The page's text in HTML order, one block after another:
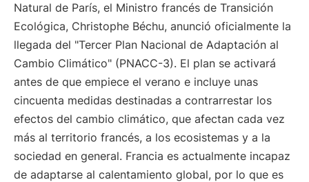
Natural de París, el Ministro francés de Transición
Ecológica, Christophe Béchu, anunció oficialmente la
llegada del "Tercer Plan Nacional de Adaptación al
Cambio Climático" (PNACC-3). El plan se activará
antes de que empiece el verano e incluye unas
cincuenta medidas destinadas a contrarrestar los
efectos del cambio climático, que afectan cada vez
más al territorio francés, a los ecosistemas y a la
sociedad en general. Francia es actualmente incapaz
de adaptarse al calentamiento global, por lo que es